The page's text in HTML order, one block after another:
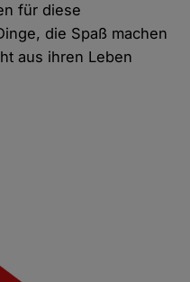
für diese
die Spaß machen
aus ihren Leben